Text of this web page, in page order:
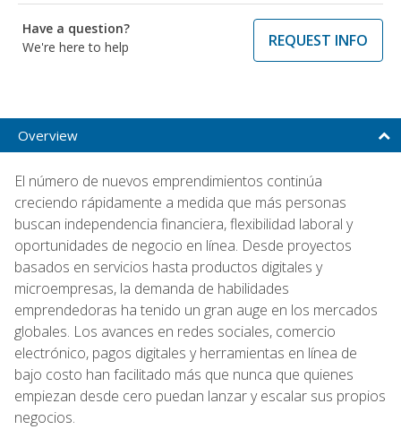
Have a question?
We're here to help
REQUEST INFO
Overview
El número de nuevos emprendimientos continúa
creciendo rápidamente a medida que más personas
buscan independencia financiera, flexibilidad laboral y
oportunidades de negocio en línea. Desde proyectos
basados en servicios hasta productos digitales y
microempresas, la demanda de habilidades
emprendedoras ha tenido un gran auge en los mercados
globales. Los avances en redes sociales, comercio
electrónico, pagos digitales y herramientas en línea de
bajo costo han facilitado más que nunca que quienes
empiezan desde cero puedan lanzar y escalar sus propios
negocios.